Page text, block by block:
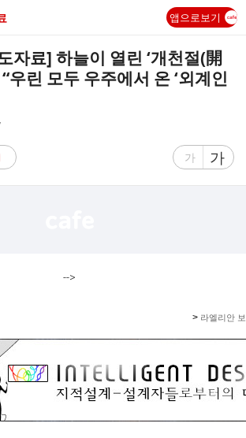
앱으로보기
자료] 하늘이 열린 ‘개천절(開
우린 모두 우주에서 온 ‘외계인
글
가
글
자
가
-->
> 라엘리안